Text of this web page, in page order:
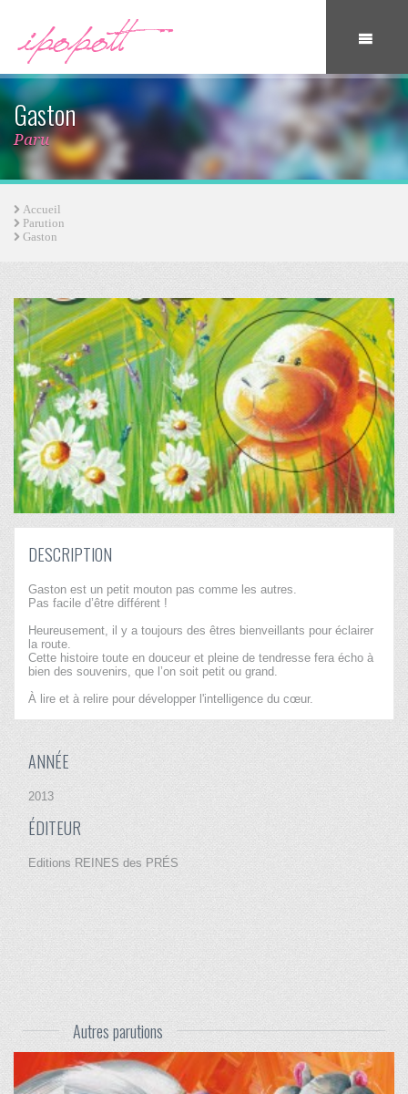
Gaston
Paru
Accueil
Parution
Gaston
DESCRIPTION
Gaston est un petit mouton pas comme les autres.
Pas facile d’être différent !
Heureusement, il y a toujours des êtres bienveillants pour éclairer
la route.
Cette histoire toute en douceur et pleine de tendresse fera écho à
bien des souvenirs, que l’on soit petit ou grand.
À lire et à relire pour développer l'intelligence du cœur.
ANNÉE
2013
ÉDITEUR
Editions REINES des PRÉS
Autres parutions